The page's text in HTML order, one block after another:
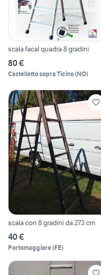
scala facal quadra 8 gradini
80 €
Castelletto sopra Ticino(NO)
scala con 8 gradini da 273 cm
40 €
Portomaggiore(FE)